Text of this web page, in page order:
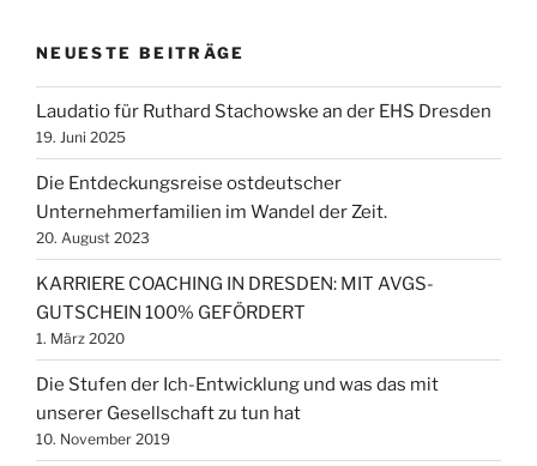
Ich-
Entwicklung
und
was
das
mit
unserer
Gesellschaft
zu
tun
hat“
NEUESTE BEITRÄGE
Laudatio für Ruthard Stachowske an der EHS Dresden
19. Juni 2025
Die Entdeckungsreise ostdeutscher
Unternehmerfamilien im Wandel der Zeit.
20. August 2023
KARRIERE COACHING IN DRESDEN: MIT AVGS-
GUTSCHEIN 100% GEFÖRDERT
1. März 2020
Die Stufen der Ich-Entwicklung und was das mit
unserer Gesellschaft zu tun hat
10. November 2019